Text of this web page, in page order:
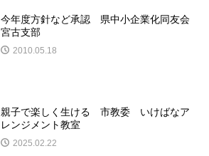
今年度方針など承認 県中小企業化同友会
宮古支部
2010.05.18
親子で楽しく生ける 市教委 いけばなア
レンジメント教室
2025.02.22